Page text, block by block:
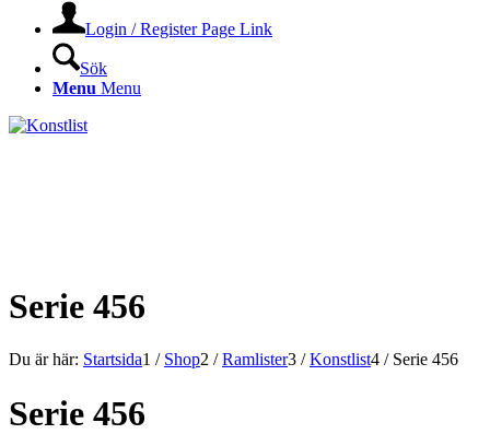
Login / Register Page Link
Sök
Menu Menu
Serie 456
Du är här: Startsida1 / Shop2 / Ramlister3 / Konstlist4 / Serie 456
Serie 456